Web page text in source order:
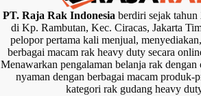
PT. Raja Rak Indonesiaberdiri sejak tahun
di Kp. Rambutan, Kec. Ciracas, Jakarta
pelopor pertama kali menjual,
berbagai macam rak heavy duty secara
Menawarkan pengalaman belanja rak dengan
nyaman dengan berbagai macam produk-
kategori rak gudang heavy